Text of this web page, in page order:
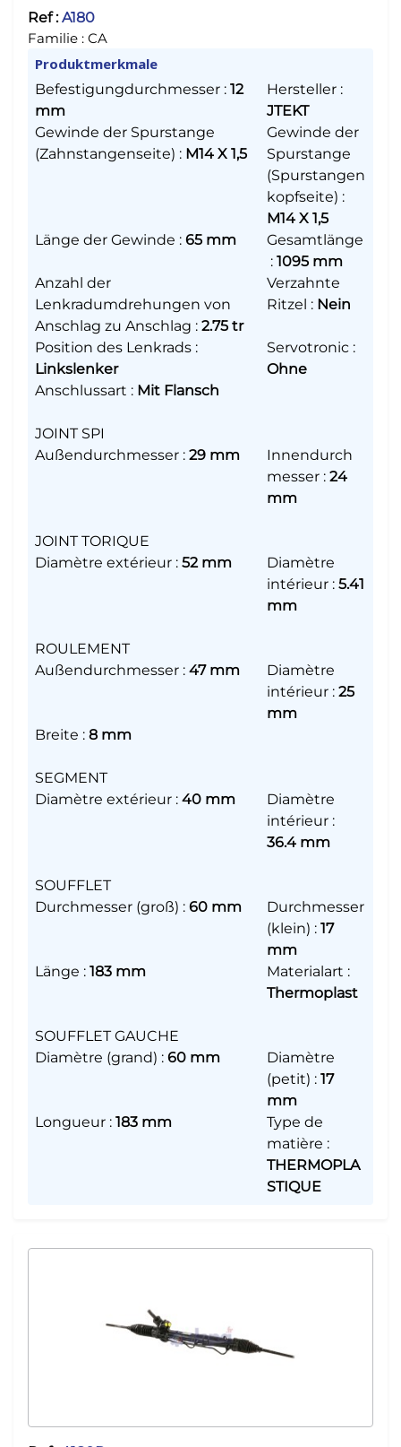
Ref :A180
Familie : CA
Produktmerkmale
Befestigungdurchmesser : 12
mm
Hersteller :
JTEKT
Gewinde der Spurstange
(Zahnstangenseite) : M14 X 1,5
Gewinde der
Spurstange
(Spurstangen
kopfseite) :
M14 X 1,5
Länge der Gewinde : 65 mm
Gesamtlänge
: 1095 mm
Anzahl der
Lenkradumdrehungen von
Anschlag zu Anschlag : 2.75 tr
Verzahnte
Ritzel : Nein
Position des Lenkrads :
Linkslenker
Servotronic :
Ohne
Anschlussart : Mit Flansch
JOINT SPI
Außendurchmesser : 29 mm
Innendurch
messer : 24
mm
JOINT TORIQUE
Diamètre extérieur : 52 mm
Diamètre
intérieur : 5.41
mm
ROULEMENT
Außendurchmesser : 47 mm
Diamètre
intérieur : 25
mm
Breite : 8 mm
SEGMENT
Diamètre extérieur : 40 mm
Diamètre
intérieur :
36.4 mm
SOUFFLET
Durchmesser (groß) : 60 mm
Durchmesser
(klein) : 17
mm
Länge : 183 mm Materialart :
Thermoplast
SOUFFLET GAUCHE
Diamètre (grand) : 60 mm
Diamètre
(petit) : 17
mm
Longueur : 183 mm
Type de
matière :
THERMOPLA
STIQUE